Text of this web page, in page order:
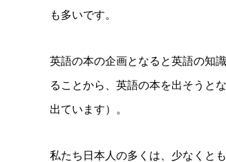
も多いです。
英語の本の企画となると英語の知
ることから、英語の本を出そうと
出ています）。
私たち日本人の多くは、少なくと